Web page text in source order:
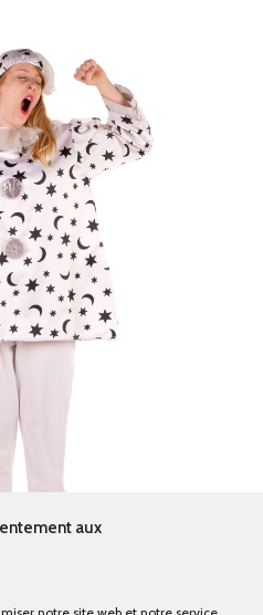
aux